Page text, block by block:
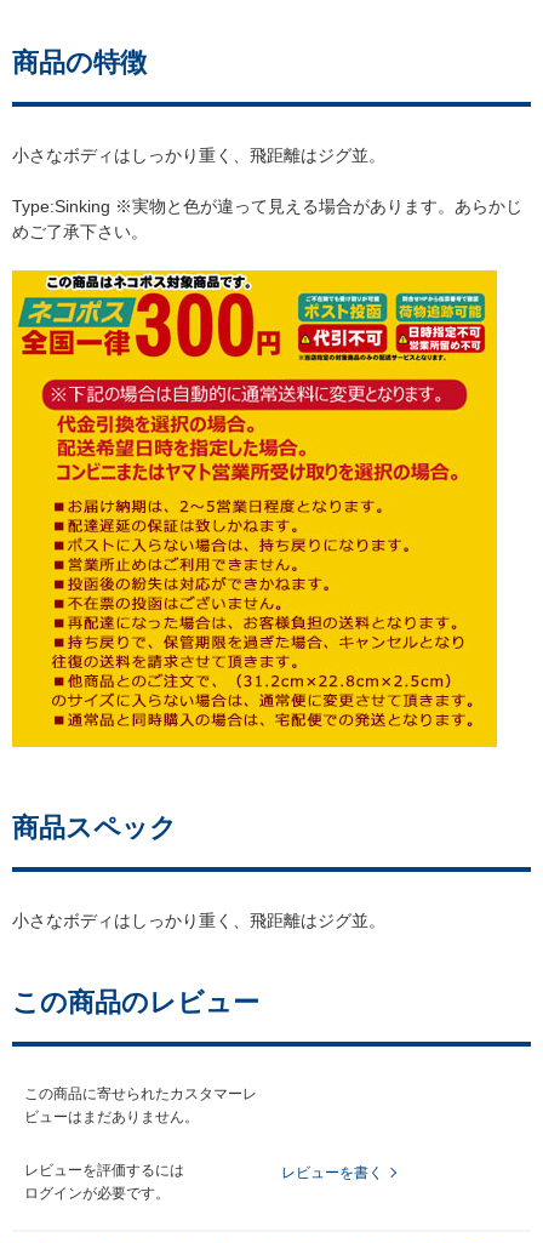
商品の特徴
小さなボディはしっかり重く、飛距離はジグ並。
Type:Sinking ※実物と色が違って見える場合があります。あらかじ
めご了承下さい。
商品スペック
小さなボディはしっかり重く、飛距離はジグ並。
この商品のレビュー
この商品に寄せられたカスタマーレ
ビューはまだありません。
レビューを評価するには
ログインが必要です。
レビューを書く